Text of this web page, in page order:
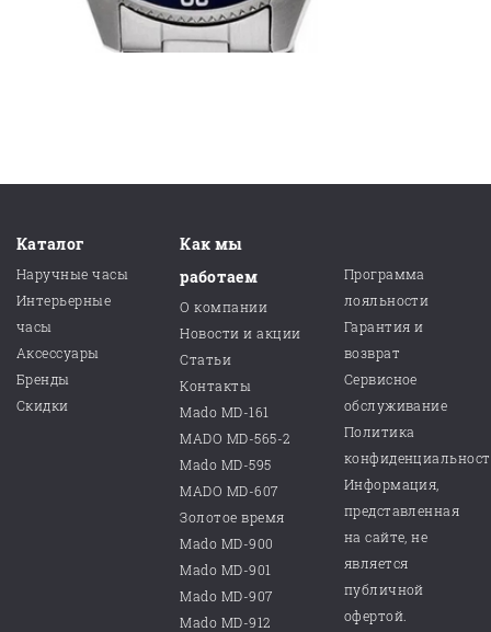
Каталог
Наручные часы
Интерьерные
часы
Аксессуары
Бренды
Скидки
Как мы
работаем
О компании
Новости и акции
Статьи
Контакты
Mado MD-161
MADO MD-565-2
Mado MD-595
MADO MD-607
Золотое время
Mado MD-900
Mado MD-901
Mado MD-907
Mado MD-912
Программа
лояльности
Гарантия и
возврат
Сервисное
обслуживание
Политика
Информация,
представленная
на сайте, не
является
публичной
офертой.